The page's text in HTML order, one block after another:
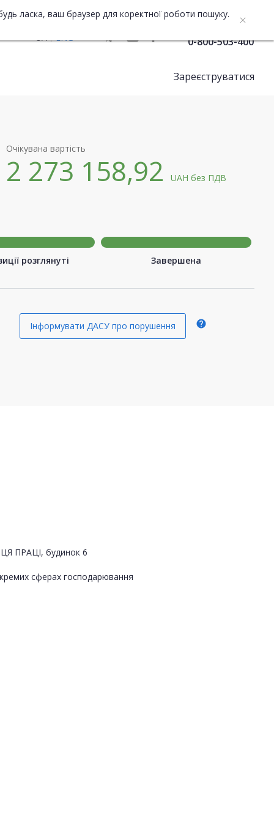
ласка, ваш браузер для коректної роботи пошуку.
UA ENG 0-800-503-400
Зареєструватися
Очікувана вартість
2 273 158,92UAHбез ПДВ
розглянуті Завершена
Інформувати ДАСУ про порушення help
ПРАЦІ, будинок 6
сферах господарювання